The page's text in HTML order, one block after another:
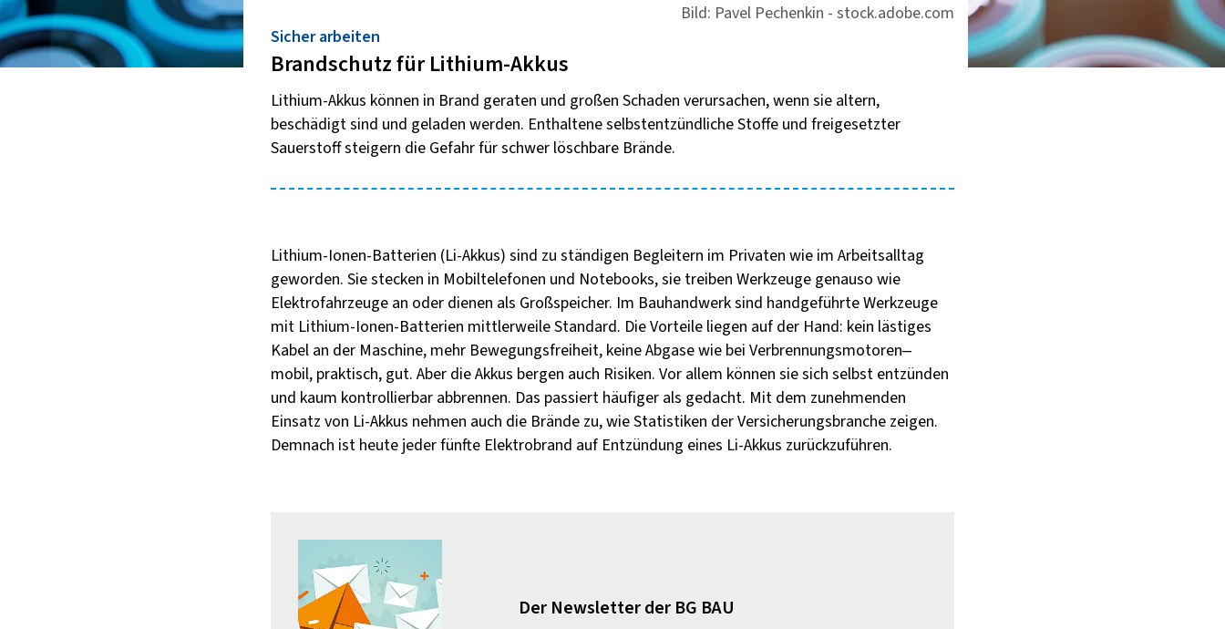
Bild: Pavel Pechenkin - stock.adobe.com
Sicher arbeiten
Brandschutz für Lithium-Akkus
Lithium-Akkus können in Brand geraten und großen Schaden verursachen, wenn sie altern,
beschädigt sind und geladen werden. Enthaltene selbstentzündliche Stoffe und freigesetzter
Sauerstoff steigern die Gefahr für schwer löschbare Brände.
Lithium-Ionen-Batterien (Li-Akkus) sind zu ständigen Begleitern im Privaten wie im Arbeitsalltag
geworden. Sie stecken in Mobiltelefonen und Notebooks, sie treiben Werkzeuge genauso wie
Elektrofahrzeuge an oder dienen als Großspeicher. Im Bauhandwerk sind handgeführte Werkzeuge
mit Lithium-Ionen-Batterien mittlerweile Standard. Die Vorteile liegen auf der Hand: kein lästiges
Kabel an der Maschine, mehr Bewegungsfreiheit, keine Abgase wie bei Verbrennungsmotoren–
mobil, praktisch, gut. Aber die Akkus bergen auch Risiken. Vor allem können sie sich selbst entzünden
und kaum kontrollierbar abbrennen. Das passiert häufiger als gedacht. Mit dem zunehmenden
Einsatz von Li-Akkus nehmen auch die Brände zu, wie Statistiken der Versicherungsbranche zeigen.
Demnach ist heute jeder fünfte Elektrobrand auf Entzündung eines Li-Akkus zurückzuführen.
Der Newsletter der BG BAU